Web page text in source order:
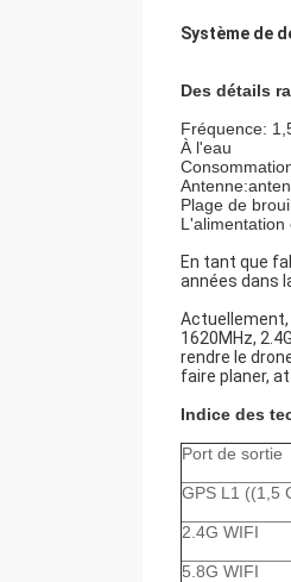
Système de
Des détails
Fréquence:
À l'eau
Plage de
L'alimentation
En tant que
années dans
Actuellement,
1620MHz,
rendre le
faire planer,
Indice des
Port de sortie
GPS L1 ((1,5
2.4G WIFI
5.8G WIFI